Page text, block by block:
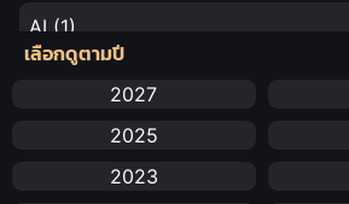
AI (1)
Amazon Prime
Anal (ประตูหลัง)
เลือกดูตามปี
2027
2025
2023